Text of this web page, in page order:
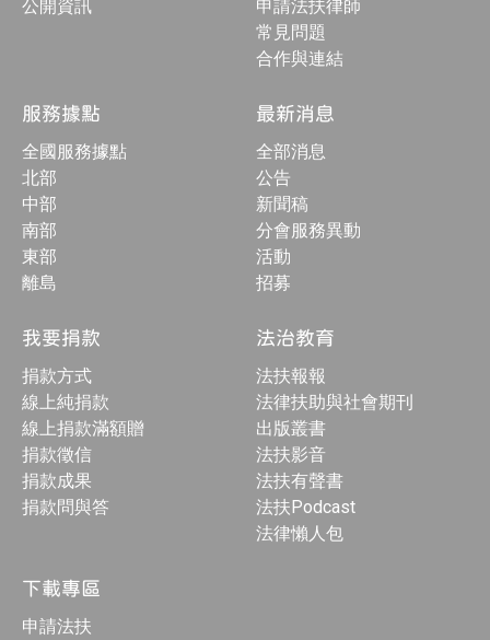
公開資訊
申請法扶律師
常見問題
合作與連結
服務據點
全國服務據點
北部
中部
南部
東部
離島
最新消息
全部消息
公告
新聞稿
分會服務異動
活動
招募
我要捐款
捐款方式
線上純捐款
線上捐款滿額贈
捐款徵信
捐款成果
捐款問與答
法治教育
法扶報報
法律扶助與社會期刊
出版叢書
法扶影音
法扶有聲書
法扶Podcast
法律懶人包
下載專區
申請法扶